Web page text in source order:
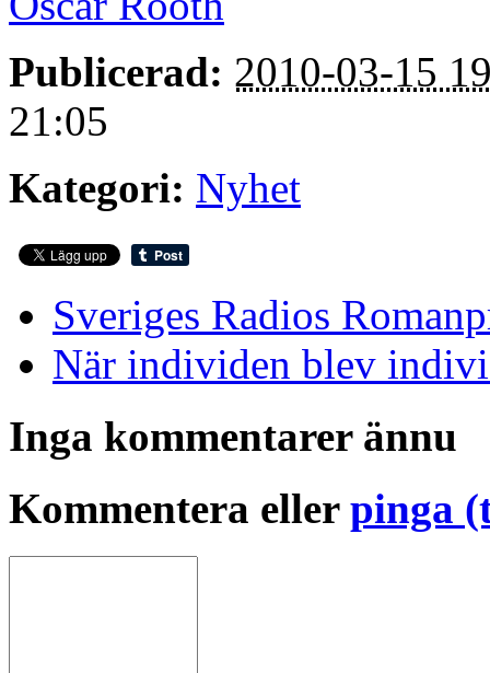
Publicerad: 2010-03-15
21:05
Kategori: Nyhet
Sveriges Radios
När individen blev
Inga kommentarer ännu
Kommentera eller pinga